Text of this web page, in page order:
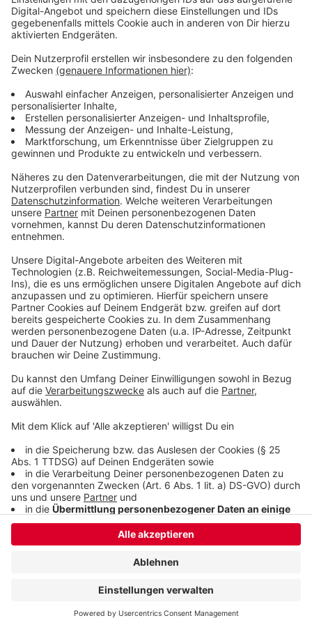
Vorstellen brauchen wir ihn euch nicht. Seit 2003
am Telefon mit seinen Hörerinnen und Hörern im Radio.
wenn auch nicht immer. Und weil ihr nicht genug von
ihm bekommen könnt, ist Elvis nun unter die Podcaster
gegangen. Somit steht euch Elvis rund um die Uhr zur
Verfügung. Hier bekommt Ihr außerdem den
Version. Elvis wird sich mit Kollegen und ehemaligen
"Opfern" über die Telefonate aus den letzten zwei
Jahrzehnten unterhalten. Wir erfahren auch, wie es ihm
dabei ergangen ist und wobei er selbst mal ins
bitte nicht erschrecken, wenn dabei das Telefon
klingelt. Es muss ja nicht unbedingt Elvis Eifel dran
sein.
Anzeige
Anzeige
Anzeige